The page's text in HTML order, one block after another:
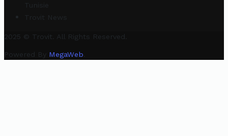
Tunisie
Trovit News
2025 © Trovit. All Rights Reserved.
Powered By MegaWeb